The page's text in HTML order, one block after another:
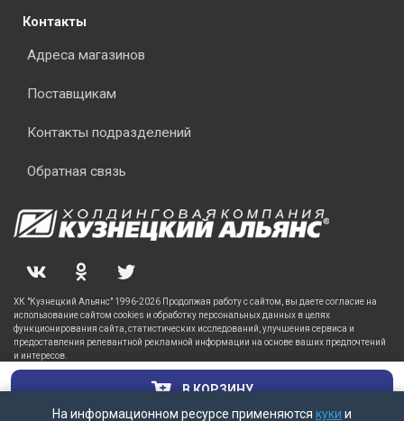
В КОРЗИНУ
На информационном ресурсе применяются куки и
Контакты
Адреса магазинов
Поставщикам
Контакты подразделений
Обратная связь
ХК "Кузнецкий Альянс" 1996-2026 Продолжая работу с сайтом, вы даете согласие на
использование сайтом cookies и обработку персональных данных в целях
функционирования сайта, статистических исследований, улучшения сервиса и
предоставления релевантной рекламной информации на основе ваших предпочтений
и интересов.